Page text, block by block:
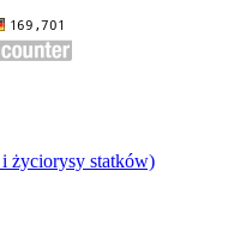
życiorysy statków)